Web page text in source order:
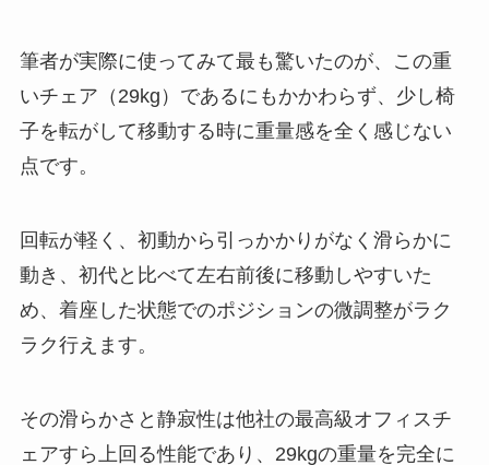
筆者が実際に使ってみて最も驚いたのが、この重
いチェア（29kg）であるにもかかわらず、少し椅
子を転がして移動する時に重量感を全く感じない
点です。
回転が軽く、初動から引っかかりがなく滑らかに
動き、初代と比べて左右前後に移動しやすいた
め、着座した状態でのポジションの微調整がラク
ラク行えます。
その滑らかさと静寂性は他社の最高級オフィスチ
ェアすら上回る性能であり、29kgの重量を完全に